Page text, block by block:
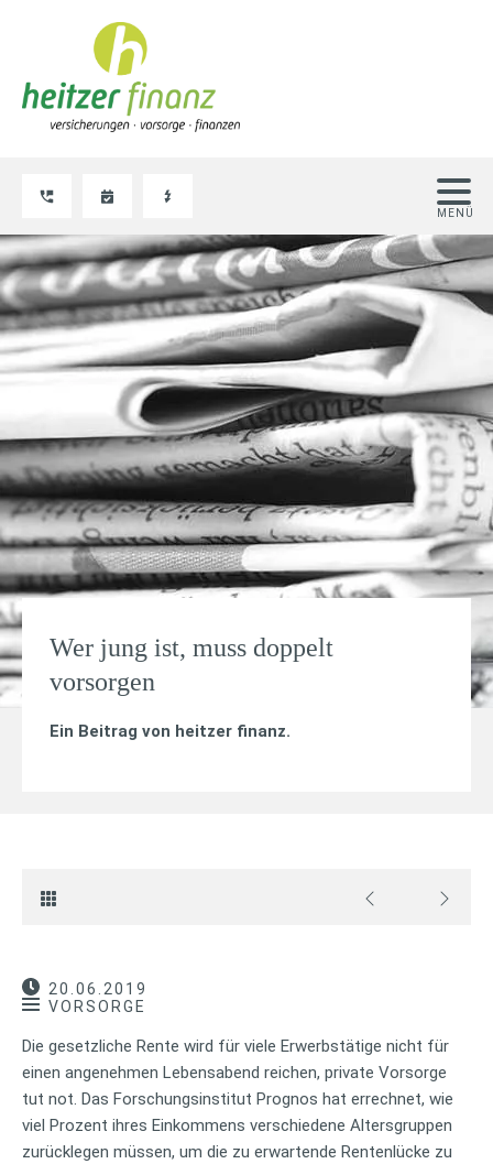
Wer jung ist, muss doppelt
vorsorgen
Ein Beitrag von heitzer finanz.
20.06.2019
VORSORGE
Die gesetzliche Rente wird für viele Erwerbstätige nicht für
einen angenehmen Lebensabend reichen, private Vorsorge
tut not. Das Forschungsinstitut Prognos hat errechnet, wie
viel Prozent ihres Einkommens verschiedene Altersgruppen
zurücklegen müssen, um die zu erwartende Rentenlücke zu